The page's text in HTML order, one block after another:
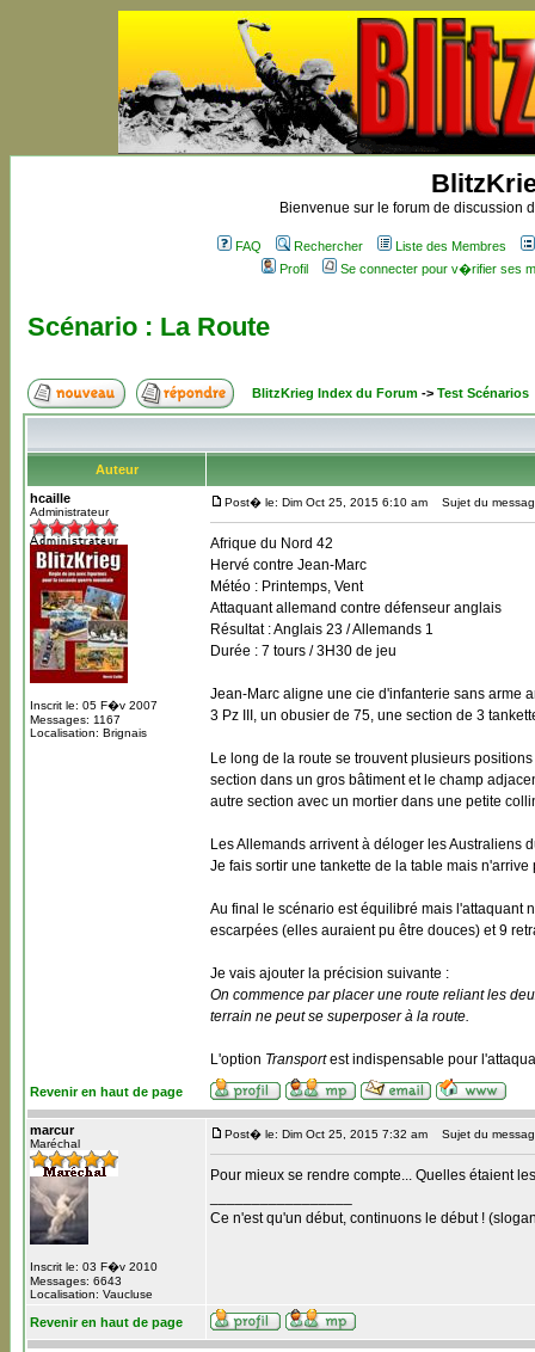
Bienvenue sur le forum de discussion
FAQ Rechercher
Liste des Membres
Profil
Se connecter pour v�rifier ses
Scénario : La Route
BlitzKrieg Index du Forum -> Test Scénarios
Auteur
hcaille
Administrateur
Inscrit le: 05 F�v 2007
Messages: 1167
Localisation: Brignais
Post� le: Dim Oct 25, 2015 6:10 am Sujet du
Afrique du Nord 42
Hervé contre Jean-Marc
Météo : Printemps, Vent
Attaquant allemand contre défenseur anglais
Résultat : Anglais 23 / Allemands 1
Durée : 7 tours / 3H30 de jeu
Jean-Marc aligne une cie d'infanterie sans arme
3 Pz III, un obusier de 75, une section de 3
Le long de la route se trouvent plusieurs
section dans un gros bâtiment et le champ
autre section avec un mortier dans une petite
Les Allemands arrivent à déloger les Australiens
Je fais sortir une tankette de la table mais
Au final le scénario est équilibré mais l'attaquant
escarpées (elles auraient pu être douces) et 9
Je vais ajouter la précision suivante :
On commence par placer une route reliant les
terrain ne peut se superposer à la route.
L'option Transportest indispensable pour
Revenir en haut de page
marcur
Maréchal
Inscrit le: 03 F�v 2010
Messages: 6643
Localisation: Vaucluse
Post� le: Dim Oct 25, 2015 7:32 am Sujet du
Pour mieux se rendre compte... Quelles étaient
Ce n'est qu'un début, continuons le début !
Revenir en haut de page